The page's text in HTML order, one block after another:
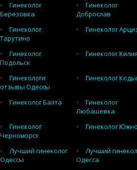
Гинеколог
Березовка
Гинеколог
Доброслав
Гинеколог
Тарутино
Гинеколог
Гинеколог
Подольск
Гинеколог Килия
Гинекологи
отзывы Одессы
Гинеколог
Гинеколог Балта
Гинеколог
Любашевка
Гинеколог
Черноморск
Гинеколог
Лучший гинеколог
Одессы
Лучший
Одесса